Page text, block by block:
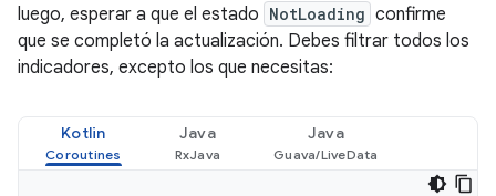
luego, esperar a que el estado NotLoading confirme
que se completó la actualización. Debes filtrar todos los
indicadores, excepto los que necesitas:
Kotlin Java Java